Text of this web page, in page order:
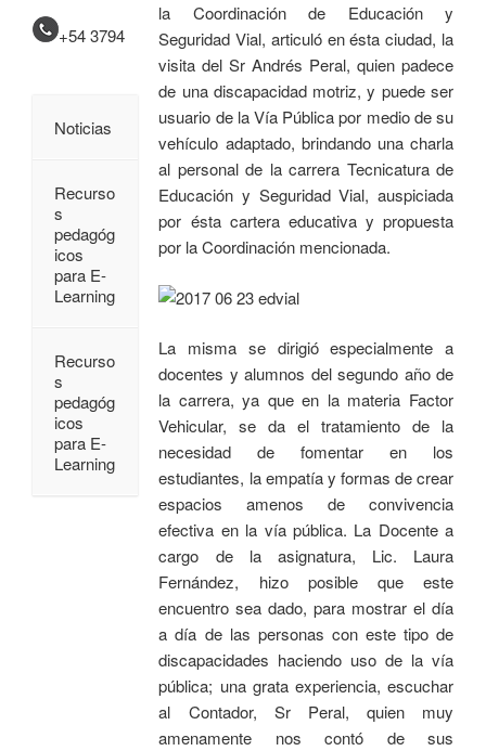
la Coordinación de Educación y
Seguridad Vial, articuló en ésta ciudad, la
visita del Sr Andrés Peral, quien padece
de una discapacidad motriz, y puede ser
usuario de la Vía Pública por medio de su
vehículo adaptado, brindando una charla
al personal de la carrera Tecnicatura de
Educación y Seguridad Vial, auspiciada
por ésta cartera educativa y propuesta
por la Coordinación mencionada.
La misma se dirigió especialmente a
docentes y alumnos del segundo año de
la carrera, ya que en la materia Factor
Vehicular, se da el tratamiento de la
necesidad de fomentar en los
estudiantes, la empatía y formas de crear
espacios amenos de convivencia
efectiva en la vía pública. La Docente a
cargo de la asignatura, Lic. Laura
Fernández, hizo posible que este
encuentro sea dado, para mostrar el día
a día de las personas con este tipo de
discapacidades haciendo uso de la vía
pública; una grata experiencia, escuchar
al Contador, Sr Peral, quien muy
amenamente nos contó de sus
+54 3794
Noticias
Recurso
s
pedagóg
icos
para E-
Learning
Recurso
s
pedagóg
icos
para E-
Learning